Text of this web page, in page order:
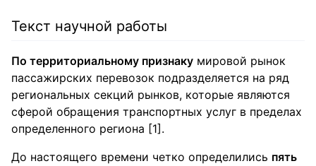
Текст научной работы
По территориальному признаку мировой рынок
пассажирских перевозок подразделяется на ряд
региональных секций рынков, которые являются
сферой обращения транспортных услуг в пределах
определенного региона [1].
До настоящего времени четко определились пять